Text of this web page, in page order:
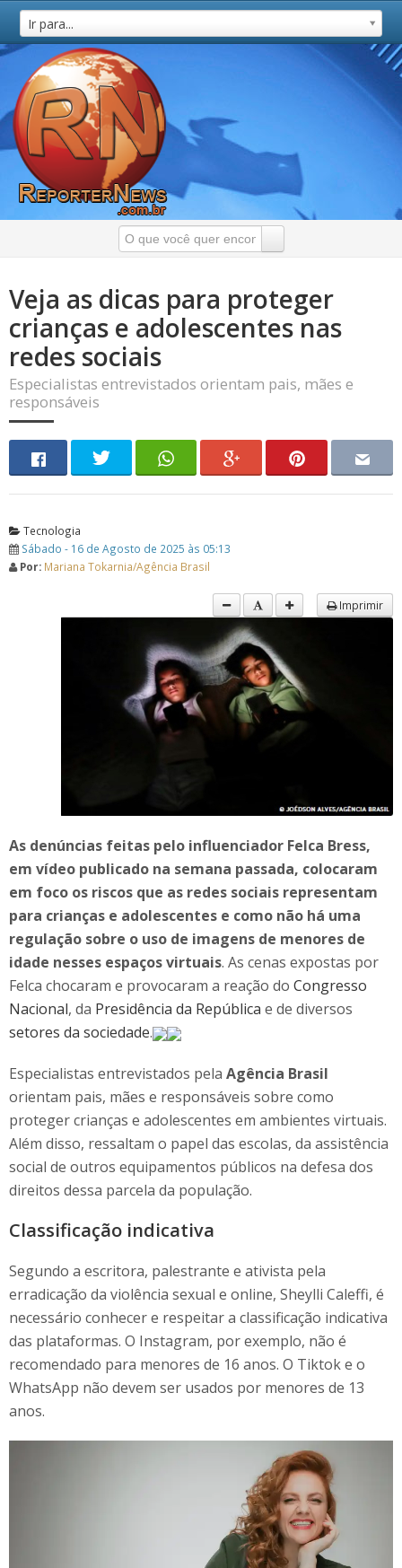
Ir para...
Veja as dicas para proteger
crianças e adolescentes nas
redes sociais
Especialistas entrevistados orientam pais, mães e
responsáveis
Tecnologia
Sábado - 16 de Agosto de 2025 às 05:13
Por: Mariana Tokarnia/Agência Brasil
Imprimir
As denúncias feitas pelo influenciador Felca Bress,
em vídeo publicado na semana passada, colocaram
em foco os riscos que as redes sociais representam
para crianças e adolescentes e como não há uma
regulação sobre o uso de imagens de menores de
idade nesses espaços virtuais. As cenas expostas por
Felca chocaram e provocaram a reação do Congresso
Nacional, da Presidência da República e de diversos
setores da sociedade.
Especialistas entrevistados pela Agência Brasil
orientam pais, mães e responsáveis sobre como
proteger crianças e adolescentes em ambientes virtuais.
Além disso, ressaltam o papel das escolas, da assistência
social de outros equipamentos públicos na defesa dos
direitos dessa parcela da população.
Classificação indicativa
Segundo a escritora, palestrante e ativista pela
erradicação da violência sexual e online, Sheylli Caleffi, é
necessário conhecer e respeitar a classificação indicativa
das plataformas. O Instagram, por exemplo, não é
recomendado para menores de 16 anos. O Tiktok e o
WhatsApp não devem ser usados por menores de 13
anos.